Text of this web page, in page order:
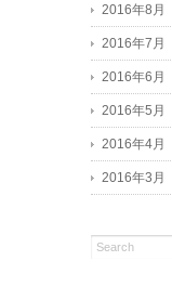
2016年8月
2016年7月
2016年6月
2016年5月
2016年4月
2016年3月